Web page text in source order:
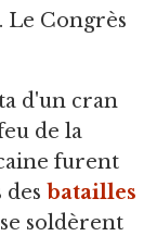
Congrès
d'un cran
de la
furent
des batailles
soldèrent